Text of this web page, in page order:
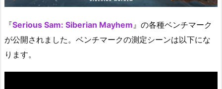
『Serious Sam: Siberian Mayhem 』の各種ベンチマーク
が公開されました。ベンチマークの測定シーンは以下にな
ります。